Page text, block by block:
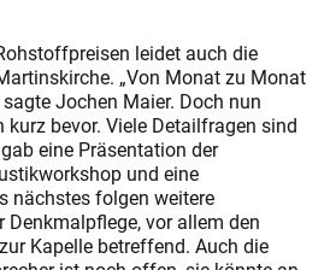
leidet auch die
„Von Monat zu Monat
Jochen Maier. Doch nun
kurz bevor. Viele Detailfragen sind
eine Präsentation der
und eine
nächstes folgen weitere
vor allem den
Kapelle betreffend. Auch die